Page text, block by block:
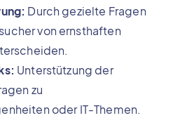
Durch gezielte Fragen
von ernsthaften
Unterstützung der
zu
oder IT-Themen.